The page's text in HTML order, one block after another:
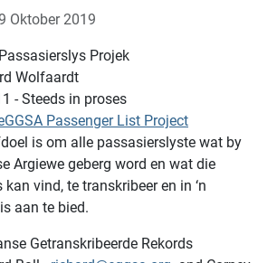
Oktober 2019
Projek
Wolfaardt
- Steeds in proses
Passenger List Project
is om alle passasierslyste wat by
Argiewe geberg word en wat die
vind, te transkribeer en in ‘n
aan te bied.
Getranskribeerde Rekords